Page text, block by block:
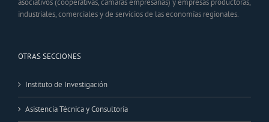
industriales, comerciales y de servicios de las economías regionales.
OTRAS SECCIONES
Instituto de Investigación
Asistencia Técnica y Consultoría